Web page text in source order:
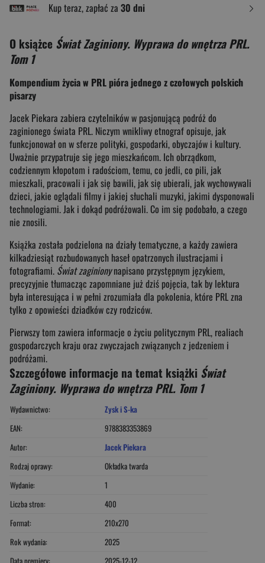
Kup teraz, zapłać za 30 dni
O książce Świat Zaginiony. Wyprawa do wnętrza PRL.
Tom 1
Kompendium życia w PRL pióra jednego z czołowych polskich
pisarzy
Jacek Piekara zabiera czytelników w pasjonującą podróż do
zaginionego świata PRL. Niczym wnikliwy etnograf opisuje, jak
funkcjonował on w sferze polityki, gospodarki, obyczajów i kultury.
Uważnie przypatruje się jego mieszkańcom. Ich obrządkom,
codziennym kłopotom i radościom, temu, co jedli, co pili, jak
mieszkali, pracowali i jak się bawili, jak się ubierali, jak wychowywali
dzieci, jakie oglądali filmy i jakiej słuchali muzyki, jakimi dysponowali
technologiami. Jak i dokąd podróżowali. Co im się podobało, a czego
nie znosili.
Książka została podzielona na działy tematyczne, a każdy zawiera
kilkadziesiąt rozbudowanych haseł opatrzonych ilustracjami i
fotografiami. Świat zaginionynapisano przystępnym językiem,
precyzyjnie tłumacząc zapomniane już dziś pojęcia, tak by lektura
była interesująca i w pełni zrozumiała dla pokolenia, które PRL zna
tylko z opowieści dziadków czy rodziców.
Pierwszy tom zawiera informacje o życiu politycznym PRL, realiach
gospodarczych kraju oraz zwyczajach związanych z jedzeniem i
podróżami.
Szczegółowe informacje na temat książki Świat
Zaginiony. Wyprawa do wnętrza PRL. Tom 1
Wydawnictwo:
Zysk i S-ka
EAN:
9788383353869
Autor:
Jacek Piekara
Rodzaj oprawy:
Okładka twarda
Wydanie:
1
Liczba stron:
400
Format:
210x270
Rok wydania:
2025
Data premiery:
2025-12-12